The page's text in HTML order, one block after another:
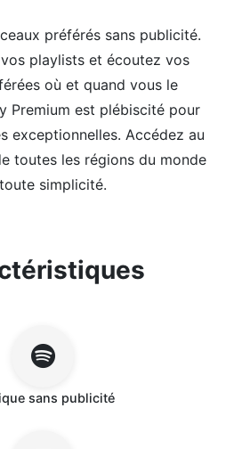
préférés sans publicité.
playlists et écoutez vos
où et quand vous le
Premium est plébiscité pour
exceptionnelles. Accédez au
toutes les régions du monde
simplicité.
sans publicité